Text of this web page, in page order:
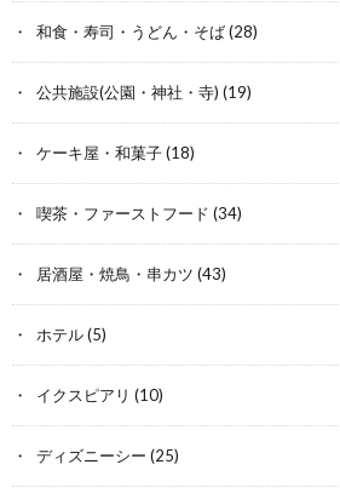
和食・寿司・うどん・そば(28)
公共施設(公園・神社・寺) (19)
ケーキ屋・和菓子(18)
喫茶・ファーストフード (34)
居酒屋・焼鳥・串カツ (43)
ホテル(5)
イクスピアリ (10)
ディズニーシー (25)